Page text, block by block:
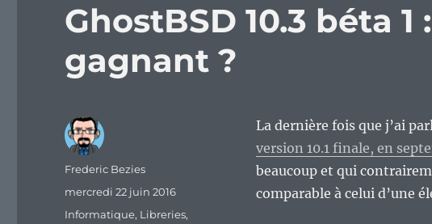
GhostBSD 10.3 béta
gagnant ?
La dernière fois que j’ai
version 10.1 finale, en
beaucoup et qui
comparable à celui d’une
Auteur
Frederic Bezies
Publié
mercredi 22 juin 2016
Catégories
Informatique, Libreries,